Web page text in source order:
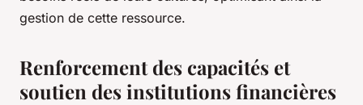
gestion de cette ressource.
Renforcement des capacités et
soutien des institutions financières